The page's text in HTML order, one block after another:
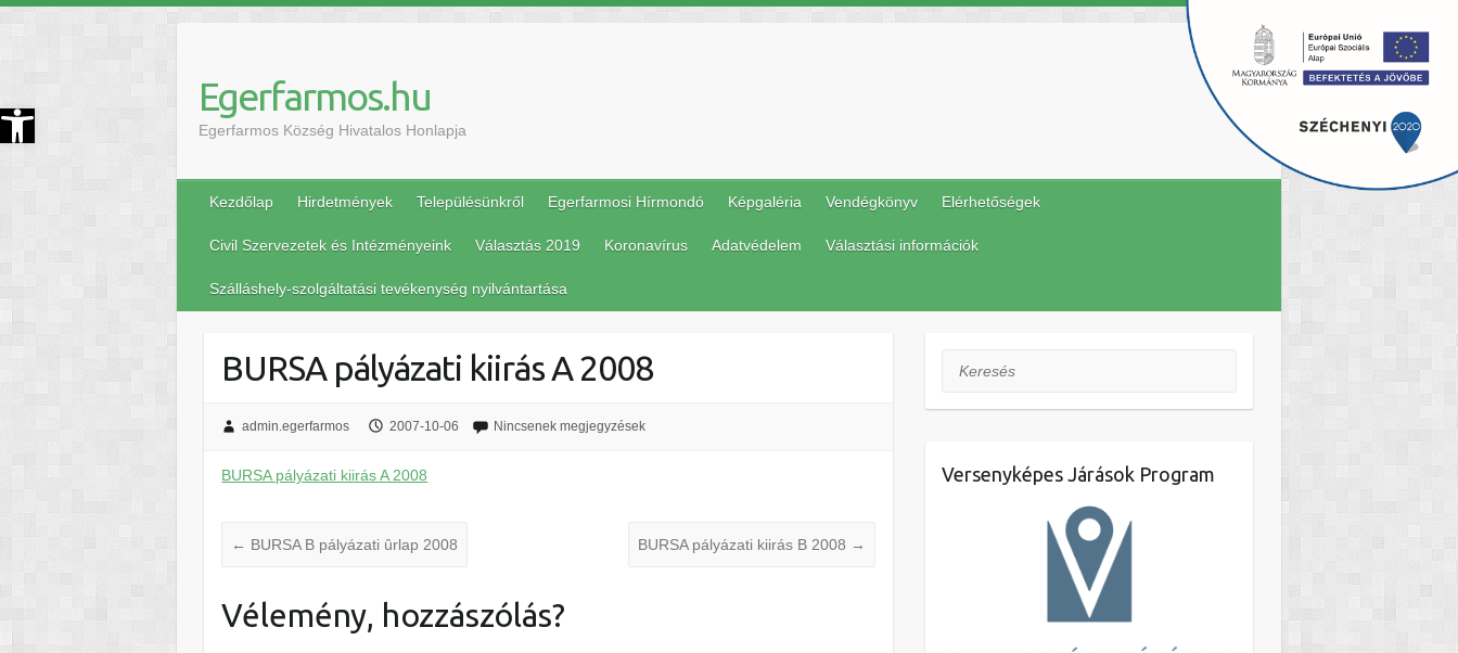
Eszköztár megnyitása Egerfarmos.hu
Egerfarmos Község Hivatalos Honlapja
Kezdőlap Hirdetmények Településünkről Egerfarmosi Hírmondó Képgaléria Vendégkönyv Elérhetőségek
Civil Szervezetek és Intézményeink Választás 2019 Koronavírus Adatvédelem Választási információk
Szálláshely-szolgáltatási tevékenység nyilvántartása
BURSA pályázati kiirás A 2008
admin.egerfarmos 2007-10-06 Nincsenek megjegyzések
BURSA pályázati kiirás A 2008
← BURSA B pályázati ûrlap 2008 BURSA pályázati kiirás B 2008 →
Vélemény, hozzászólás?
Keresés
Versenyképes Járások Program